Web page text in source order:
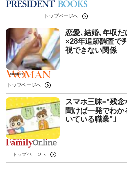
トップページへ
恋愛､結婚､年収
×28年追跡調査で
視できない関係
トップページへ
スマホ三昧="残
聞けば一発でわ
いている職業"｣
トップページへ